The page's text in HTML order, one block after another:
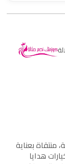
منتقاة بعناية
هدايا